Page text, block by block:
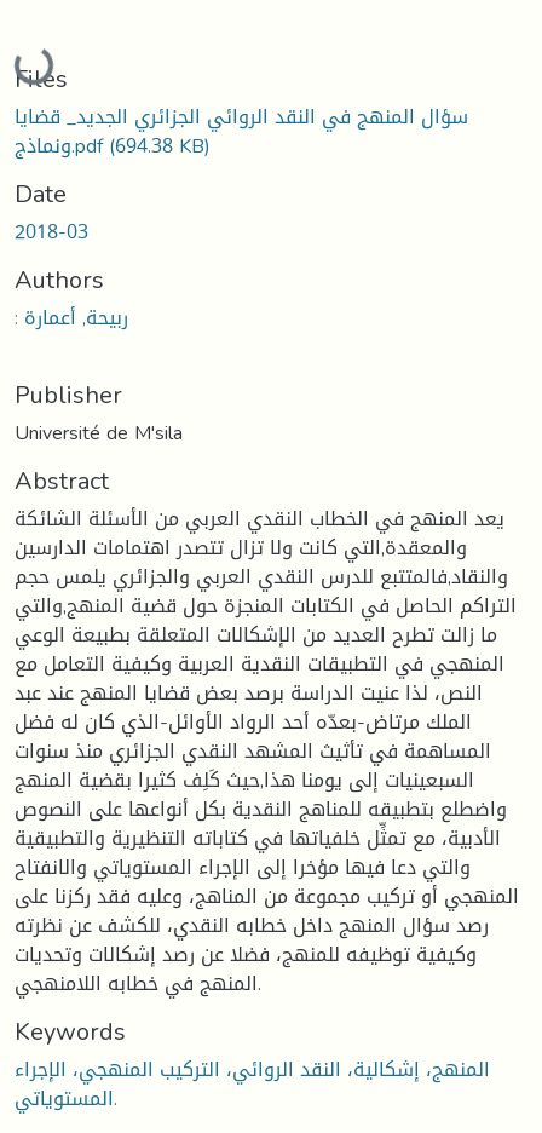
Loading...
Files
سؤال المنهج في النقد الروائي الجزائري الجديد_ قضايا
ونماذج.pdf(694.38 KB)
Date
2018-03
Authors
: ربيحة, أعمارة
Publisher
Université de M'sila
Abstract
يعد المنهج في الخطاب النقدي العربي من الأسئلة الشائكة
والمعقدة,التي كانت ولا تزال تتصدر اهتمامات الدارسين
والنقاد,فالمتتبع للدرس النقدي العربي والجزائري يلمس حجم
التراكم الحاصل في الكتابات المنجزة حول قضية المنهج,والتي
ما زالت تطرح العديد من الإشكالات المتعلقة بطبيعة الوعي
المنهجي في التطبيقات النقدية العربية وكيفية التعامل مع
النص، لذا عنيت الدراسة برصد بعض قضايا المنهج عند عبد
الملك مرتاض-بعدّه أحد الرواد الأوائل-الذي كان له فضل
المساهمة في تأثيث المشهد النقدي الجزائري منذ سنوات
السبعينيات إلى يومنا هذا,حيث كَلِف كثيرا بقضية المنهج
واضطلع بتطبيقه للمناهج النقدية بكل أنواعها على النصوص
الأدبية، مع تمثِّل خلفياتها في كتاباته التنظيرية والتطبيقية
والتي دعا فيها مؤخرا إلى الإجراء المستوياتي والانفتاح
المنهجي أو تركيب مجموعة من المناهج، وعليه فقد ركزنا على
رصد سؤال المنهج داخل خطابه النقدي، للكشف عن نظرته
وكيفية توظيفه للمنهج، فضلا عن رصد إشكالات وتحديات
المنهج في خطابه اللامنهجي.
Keywords
المنهج، إشكالية، النقد الروائي، التركيب المنهجي، الإجراء
المستوياتي.